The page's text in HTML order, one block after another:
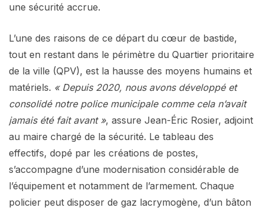
une sécurité accrue.
L’une des raisons de ce départ du cœur de bastide,
tout en restant dans le périmètre du Quartier prioritaire
de la ville (QPV), est la hausse des moyens humains et
matériels. « Depuis 2020, nous avons développé et
consolidé notre police municipale comme cela n’avait
jamais été fait avant », assure Jean-Éric Rosier, adjoint
au maire chargé de la sécurité. Le tableau des
effectifs, dopé par les créations de postes,
s’accompagne d’une modernisation considérable de
l’équipement et notamment de l’armement. Chaque
policier peut disposer de gaz lacrymogène, d’un bâton